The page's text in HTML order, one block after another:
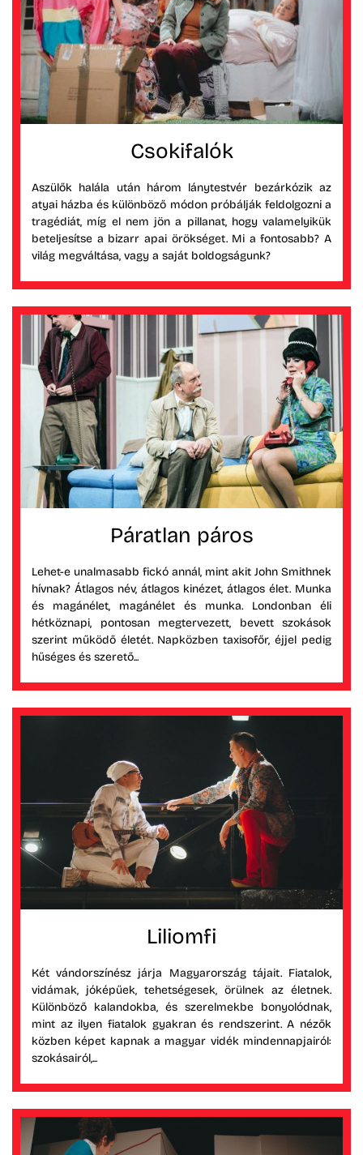
Csokifalók
Aszülők halála után három lánytestvér bezárkózik az
atyai házba és különböző módon próbálják feldolgozni a
tragédiát, míg el nem jön a pillanat, hogy valamelyikük
beteljesítse a bizarr apai örökséget. Mi a fontosabb? A
világ megváltása, vagy a saját boldogságunk?
Páratlan páros
Lehet-e unalmasabb fickó annál, mint akit John Smithnek
hívnak? Átlagos név, átlagos kinézet, átlagos élet. Munka
és magánélet, magánélet és munka. Londonban éli
hétköznapi, pontosan megtervezett, bevett szokások
szerint működő életét. Napközben taxisofőr, éjjel pedig
hűséges és szerető...
Liliomfi
Két vándorszínész járja Magyarország tájait. Fiatalok,
vidámak, jóképűek, tehetségesek, örülnek az életnek.
Különböző kalandokba, és szerelmekbe bonyolódnak,
mint az ilyen fiatalok gyakran és rendszerint. A nézők
közben képet kapnak a magyar vidék mindennapjairól:
szokásairól,...